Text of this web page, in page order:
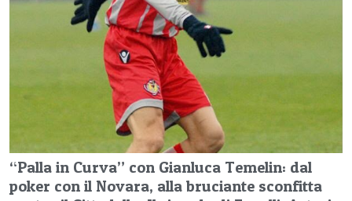
“Palla in Curva” con Gianluca Temelin: dal
poker con il Novara, alla bruciante sconfitta